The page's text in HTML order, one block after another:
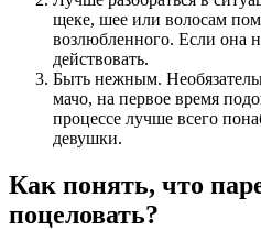
щеке, шее или волосам
возлюбленного. Если она
действовать.
Быть нежным.
мачо, на первое время
процессе лучше всего
девушки.
Как понять, что
поцеловать?